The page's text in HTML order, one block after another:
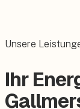
Unsere
Ihr